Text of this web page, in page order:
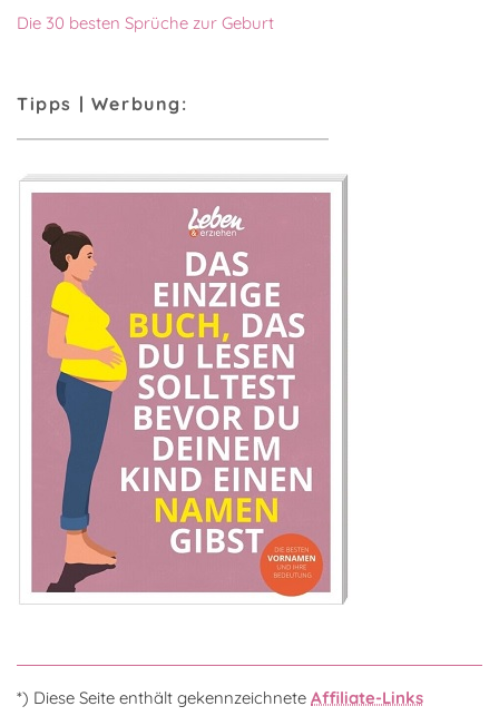
Die 30 besten Sprüche zur Geburt
Tipps | Werbung:
*) Diese Seite enthält gekennzeichnete Affiliate-Links